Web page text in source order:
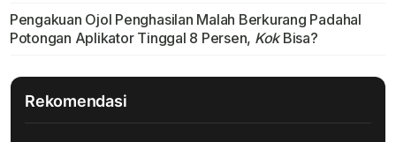
Pengakuan Ojol Penghasilan Malah Berkurang Padahal
Potongan Aplikator Tinggal 8 Persen, KokBisa?
Rekomendasi